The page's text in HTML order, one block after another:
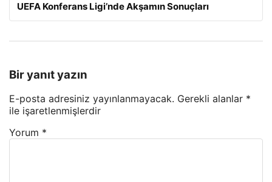
UEFA Konferans Ligi’nde Akşamın Sonuçları
Bir yanıt yazın
E-posta adresiniz yayınlanmayacak. Gerekli alanlar *
ile işaretlenmişlerdir
Yorum *